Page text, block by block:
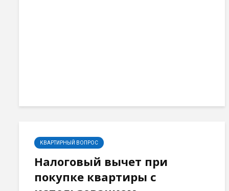
КВАРТИРНЫЙ ВОПРОС
Налоговый вычет при
покупке квартиры с